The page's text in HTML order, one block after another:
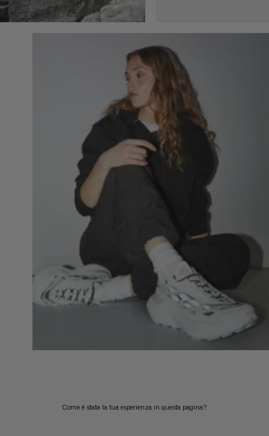
Come è stata la tua esperienza in questa pagina?